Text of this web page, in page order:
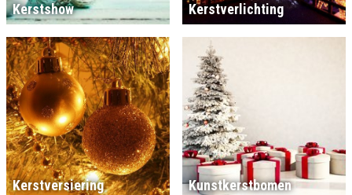
Kerstshow Kerstverlichting
Kerstversiering Kunstkerstbomen